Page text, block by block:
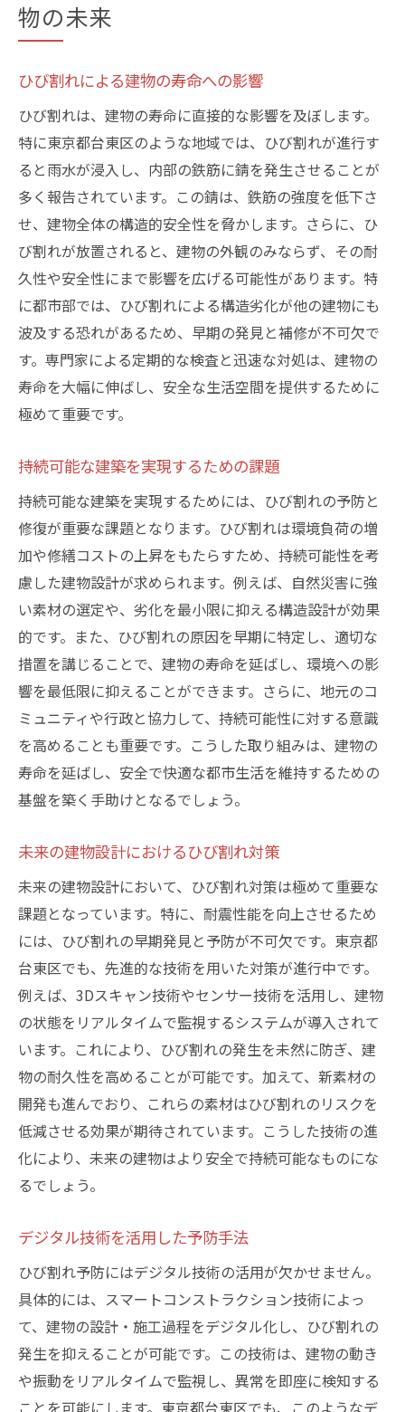
物の未来
ひび割れによる建物の寿命への影響
ひび割れは、建物の寿命に直接的な影響を及ぼします。
特に東京都台東区のような地域では、ひび割れが進行す
ると雨水が浸入し、内部の鉄筋に錆を発生させることが
多く報告されています。この錆は、鉄筋の強度を低下さ
せ、建物全体の構造的安全性を脅かします。さらに、ひ
び割れが放置されると、建物の外観のみならず、その耐
久性や安全性にまで影響を広げる可能性があります。特
に都市部では、ひび割れによる構造劣化が他の建物にも
波及する恐れがあるため、早期の発見と補修が不可欠で
す。専門家による定期的な検査と迅速な対処は、建物の
寿命を大幅に伸ばし、安全な生活空間を提供するために
極めて重要です。
持続可能な建築を実現するための課題
持続可能な建築を実現するためには、ひび割れの予防と
修復が重要な課題となります。ひび割れは環境負荷の増
加や修繕コストの上昇をもたらすため、持続可能性を考
慮した建物設計が求められます。例えば、自然災害に強
い素材の選定や、劣化を最小限に抑える構造設計が効果
的です。また、ひび割れの原因を早期に特定し、適切な
措置を講じることで、建物の寿命を延ばし、環境への影
響を最低限に抑えることができます。さらに、地元のコ
ミュニティや行政と協力して、持続可能性に対する意識
を高めることも重要です。こうした取り組みは、建物の
寿命を延ばし、安全で快適な都市生活を維持するための
基盤を築く手助けとなるでしょう。
未来の建物設計におけるひび割れ対策
未来の建物設計において、ひび割れ対策は極めて重要な
課題となっています。特に、耐震性能を向上させるため
には、ひび割れの早期発見と予防が不可欠です。東京都
台東区でも、先進的な技術を用いた対策が進行中です。
例えば、3Dスキャン技術やセンサー技術を活用し、建物
の状態をリアルタイムで監視するシステムが導入されて
います。これにより、ひび割れの発生を未然に防ぎ、建
物の耐久性を高めることが可能です。加えて、新素材の
開発も進んでおり、これらの素材はひび割れのリスクを
低減させる効果が期待されています。こうした技術の進
化により、未来の建物はより安全で持続可能なものにな
るでしょう。
デジタル技術を活用した予防手法
ひび割れ予防にはデジタル技術の活用が欠かせません。
具体的には、スマートコンストラクション技術によっ
て、建物の設計・施工過程をデジタル化し、ひび割れの
発生を抑えることが可能です。この技術は、建物の動き
や振動をリアルタイムで監視し、異常を即座に検知する
ことを可能にします。東京都台東区でも、このようなデ